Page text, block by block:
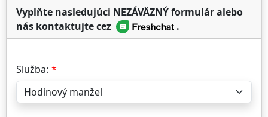
Vyplňte nasledujúci NEZÁVÄZNÝ formulár alebo
nás kontaktujte cez
.
Služba: